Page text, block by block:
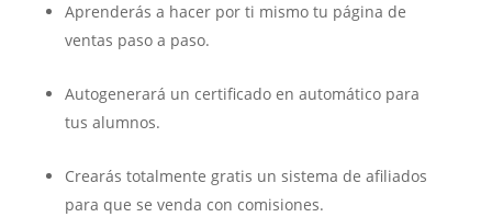
Aprenderás a hacer por ti mismo tu página de
ventas paso a paso.
Autogenerará un certificado en automático para
tus alumnos.
Crearás totalmente gratis un sistema de afiliados
para que se venda con comisiones.